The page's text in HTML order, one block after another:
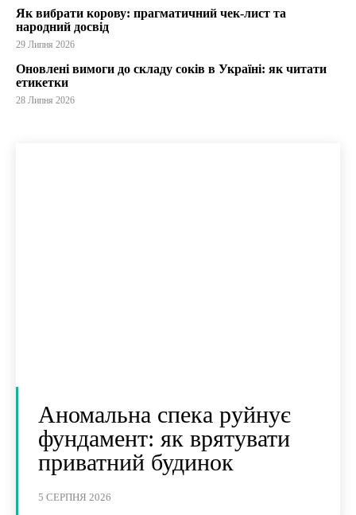
Як вибрати корову: прагматичний чек-лист та
народний досвід
29 Липня 2026
Оновлені вимоги до складу соків в Україні: як читати
етикетки
28 Липня 2026
Аномальна спека руйнує
фундамент: як врятувати
приватний будинок
5 СЕРПНЯ 2026